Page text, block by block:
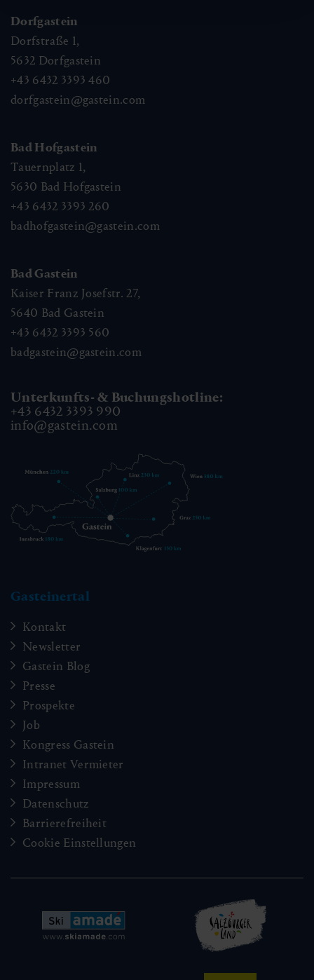
Dorfgastein
Dorfstraße 1,
5632 Dorfgastein
+43 6432 3393 460
dorfgastein@gastein.com
Bad Hofgastein
Tauernplatz 1,
5630 Bad Hofgastein
+43 6432 3393 260
badhofgastein@gastein.com
Bad Gastein
Kaiser Franz Josefstr. 27,
5640 Bad Gastein
+43 6432 3393 560
badgastein@gastein.com
Unterkunfts- & Buchungshotline:
+43 6432 3393 990
info@gastein.com
Gasteinertal
Kontakt
Newsletter
Gastein Blog
Presse
Prospekte
Job
Kongress Gastein
Intranet Vermieter
Impressum
Datenschutz
Barrierefreiheit
Cookie Einstellungen